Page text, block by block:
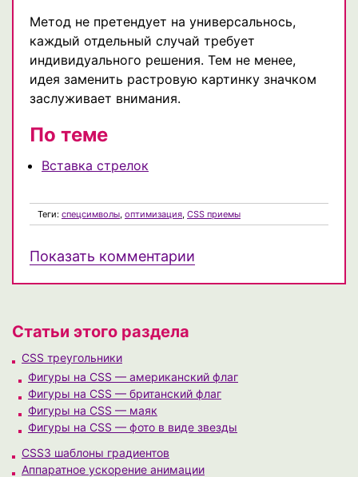
Метод не претендует на универсальнось,
каждый отдельный случай требует
индивидуального решения. Тем не менее,
идея заменить растровую картинку значком
заслуживает внимания.
По теме
Вставка стрелок
Теги: спецсимволы, оптимизация, CSS приемы
Показать комментарии
Статьи этого раздела
CSS треугольники
Фигуры на CSS — американский флаг
Фигуры на CSS — британский флаг
Фигуры на CSS — маяк
Фигуры на CSS — фото в виде звезды
CSS3 шаблоны градиентов
Аппаратное ускорение анимации